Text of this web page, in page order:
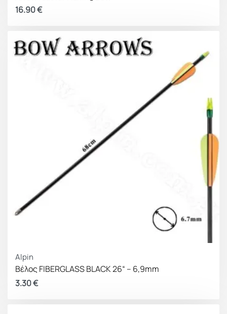
16.90€
Alpin
Bέλος FIBERGLASS BLACK 26“ – 6,9mm
3.30€